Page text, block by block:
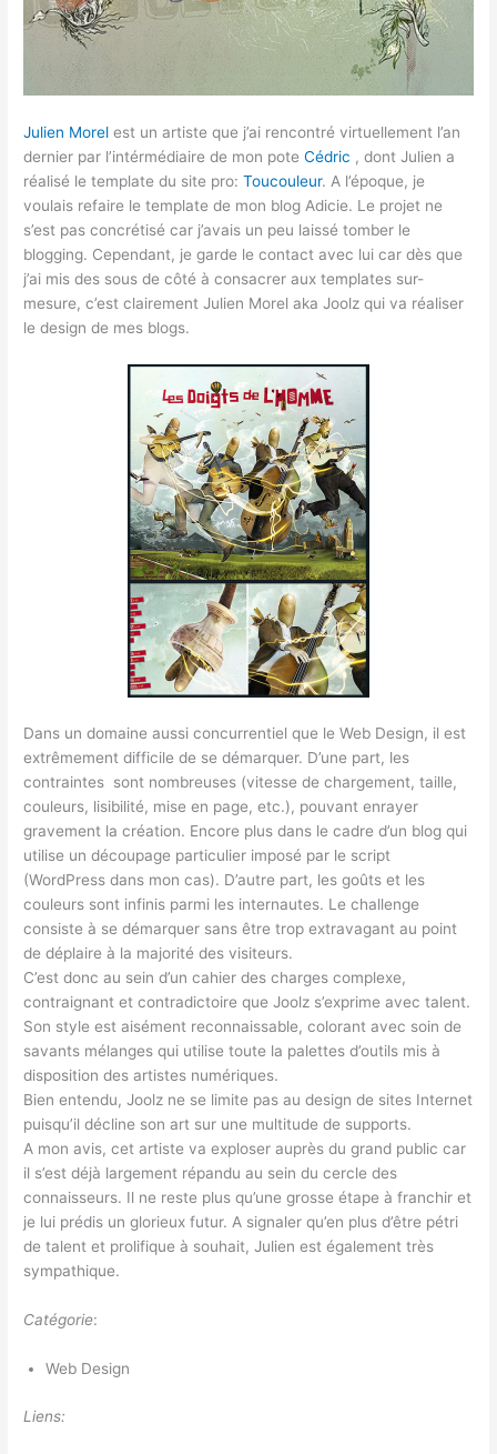
Julien Morel est un artiste que j’ai rencontré virtuellement l’an
dernier par l’intérmédiaire de mon poteCédric , dont Julien a
réalisé le template du site pro:Toucouleur. A l’époque, je
voulais refaire le template de mon blog Adicie. Le projet ne
s’est pas concrétisé car j’avais un peu laissé tomber le
blogging. Cependant, je garde le contact avec lui car dès que
j’ai mis des sous de côté à consacrer aux templates sur-
mesure, c’est clairement Julien Morel aka Joolz qui va réaliser
le design de mes blogs.
Dans un domaine aussi concurrentiel que le Web Design, il est
extrêmement difficile de se démarquer. D’une part, les
contraintes sont nombreuses (vitesse de chargement, taille,
couleurs, lisibilité, mise en page, etc.), pouvant enrayer
gravement la création. Encore plus dans le cadre d’un blog qui
utilise un découpage particulier imposé par le script
(WordPress dans mon cas). D’autre part, les goûts et les
couleurs sont infinis parmi les internautes. Le challenge
consiste à se démarquer sans être trop extravagant au point
de déplaire à la majorité des visiteurs.
C’est donc au sein d’un cahier des charges complexe,
contraignant et contradictoire que Joolz s’exprime avec talent.
Son style est aisément reconnaissable, colorant avec soin de
savants mélanges qui utilise toute la palettes d’outils mis à
disposition des artistes numériques.
Bien entendu, Joolz ne se limite pas au design de sites Internet
puisqu’il décline son art sur une multitude de supports.
A mon avis, cet artiste va exploser auprès du grand public car
il s’est déjà largement répandu au sein du cercle des
connaisseurs. Il ne reste plus qu’une grosse étape à franchir et
je lui prédis un glorieux futur. A signaler qu’en plus d’être pétri
de talent et prolifique à souhait, Julien est également très
sympathique.
Catégorie:
Web Design
Liens: